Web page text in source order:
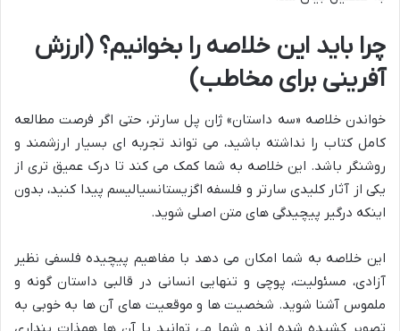
چرا باید این خلاصه را بخوانیم؟ (ارزش
آفرینی برای مخاطب)
خواندن خلاصه «سه داستان» ژان پل سارتر، حتی اگر فرصت مطالعه
کامل کتاب را نداشته باشید، می تواند تجربه ای بسیار ارزشمند و
روشنگر باشد. این خلاصه به شما کمک می کند تا درک عمیق تری از
یکی از آثار کلیدی سارتر و فلسفه اگزیستانسیالیسم پیدا کنید، بدون
اینکه درگیر پیچیدگی های متن اصلی شوید.
این خلاصه به شما امکان می دهد با مفاهیم پیچیده فلسفی نظیر
آزادی، مسئولیت، پوچی و تنهایی انسانی در قالبی داستان گونه و
ملموس آشنا شوید. شخصیت ها و موقعیت های آن ها به خوبی به